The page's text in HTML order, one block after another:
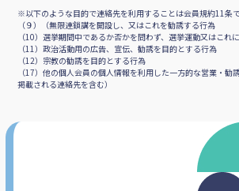
mixi TikTok
Youtube note Wix
※以下のような目的で連絡先を利用することは会員規約11条
（９）（無限連鎖講を開設し、又はこれを勧誘する行為
（10）選挙期間中であるか否かを問わず、選挙運動又はこれ
（11）政治活動用の広告、宣伝、勧誘を目的とする行為
（12）宗教の勧誘を目的とする行為
（17）他の個人会員の個人情報を利用した一方的な営業・勧
掲載される連絡先を含む）